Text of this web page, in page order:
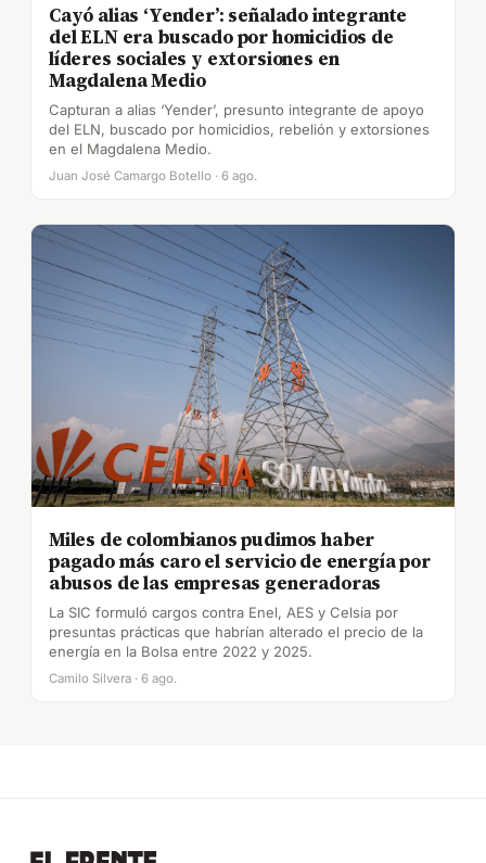
Cayó alias ‘Yender’: señalado integrante
del ELN era buscado por homicidios de
líderes sociales y extorsiones en
Magdalena Medio
Capturan a alias ‘Yender’, presunto integrante de apoyo
del ELN, buscado por homicidios, rebelión y extorsiones
en el Magdalena Medio.
Juan José Camargo Botello · 6 ago.
Miles de colombianos pudimos haber
pagado más caro el servicio de energía por
abusos de las empresas generadoras
La SIC formuló cargos contra Enel, AES y Celsia por
presuntas prácticas que habrían alterado el precio de la
energía en la Bolsa entre 2022 y 2025.
Camilo Silvera · 6 ago.